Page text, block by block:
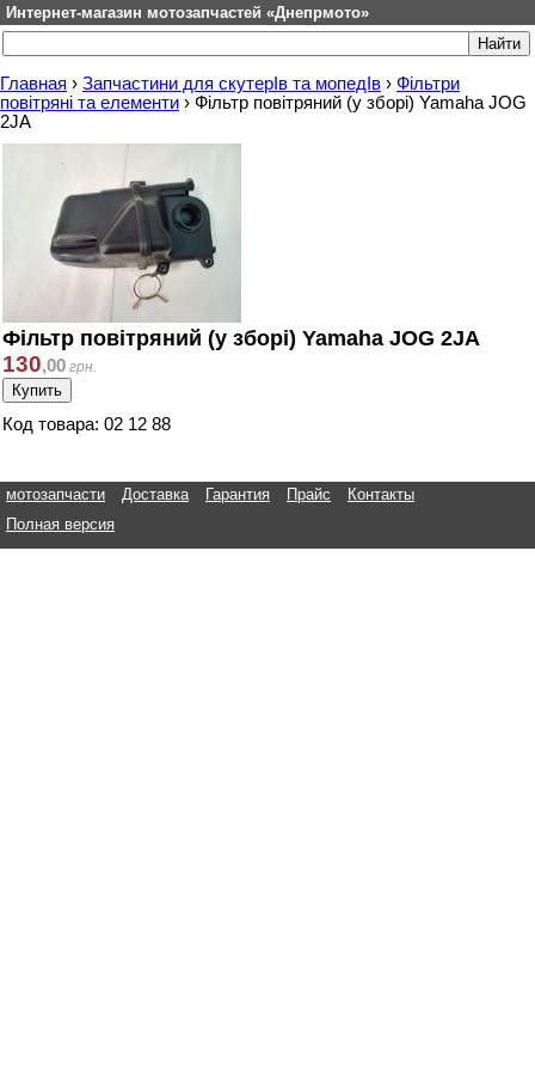
Интернет-магазин мотозапчастей «Днепрмото»
Главная › Запчастини для скутерІв та мопедІв › Фільтри
повітряні та елементи › Фільтр повітряний (у зборі) Yamaha JOG
2JA
Фільтр повітряний (у зборі) Yamaha JOG 2JA
130,00 грн.
Код товара: 02 12 88
мотозапчасти Доставка Гарантия Прайс
Контакты
Полная версия